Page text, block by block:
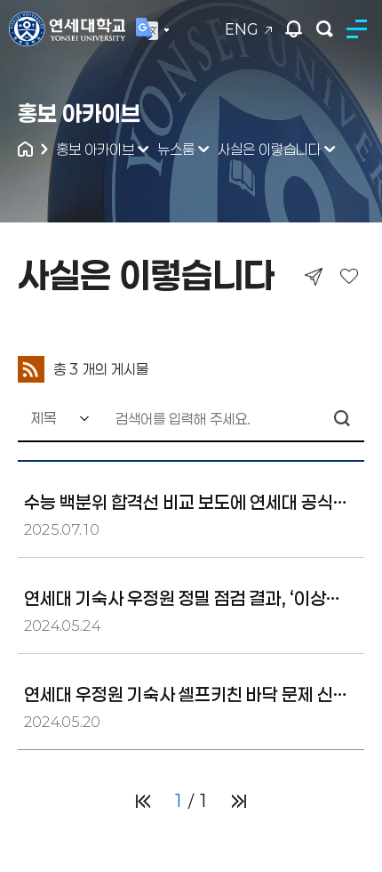
ENG
연세대학교
통합검색
홍보 아카이브
홍보 아카이브 뉴스룸 사실은 이렇습니다
사실은 이렇습니다
총 3 개의 게시물
수능 백분위 합격선 비교 보도에 연세대 공식
입장 표명
2025.07.10
연세대 기숙사 우정원 정밀 점검 결과, ‘이상
없음’으로 확인됨
2024.05.24
연세대 우정원 기숙사 셀프키친 바닥 문제 신속
조치
2024.05.20
1 1